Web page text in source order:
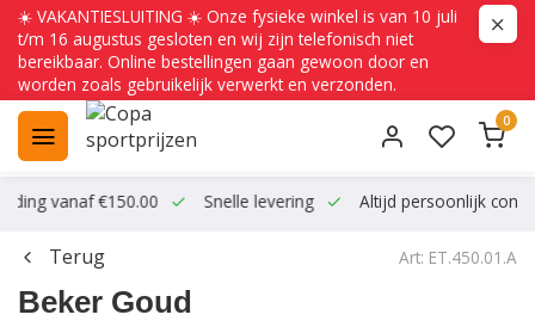
☀️ VAKANTIESLUITING ☀️ Onze fysieke winkel is van 10 juli
t/m 16 augustus gesloten en wij zijn telefonisch niet
bereikbaar. Online bestellingen gaan gewoon door en
worden zoals gebruikelijk verwerkt en verzonden.
0
vanaf €150.00 Snelle levering Altijd persoonlijk
Terug Art: ET.450.01.A
Beker Goud